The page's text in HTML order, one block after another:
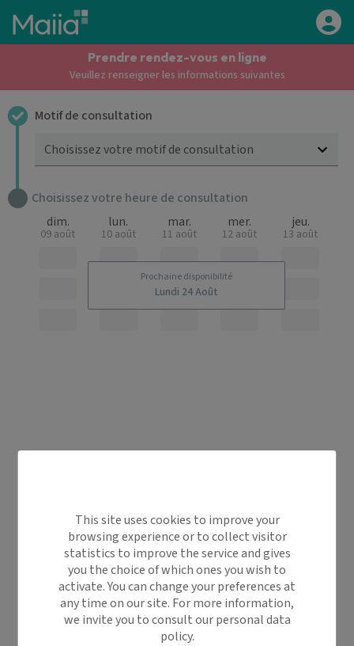
Aller au contenu principal
Prendre rendez-vous en ligne
Veuillez renseigner les informations suivantes
Motif de consultation
Choisissez votre motif de consultation
Choisissez votre heure de consultation
Prochaine disponibilité
Lundi 24 Août
dim.
09 août
lun.
10 août
mar.
11 août
mer.
12 août
jeu.
13 août
This site uses cookies to improve your
browsing experience or to collect visitor
statistics to improve the service and gives
you the choice of which ones you wish to
activate. You can change your preferences at
any time on our site. For more information,
we invite you to consult our personal data
policy.